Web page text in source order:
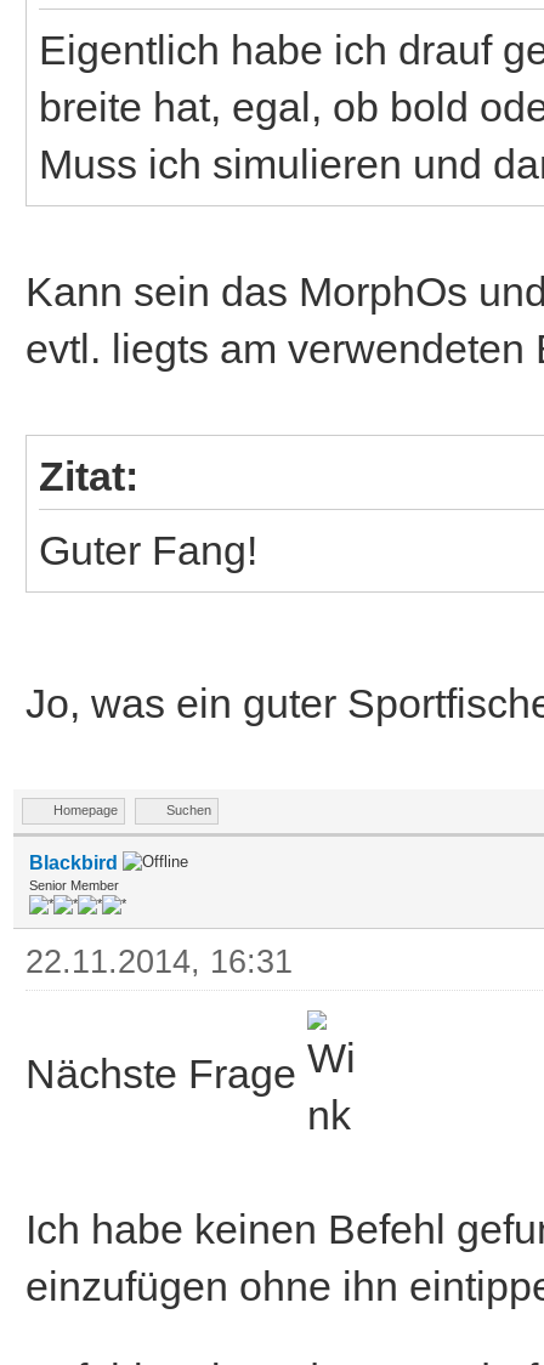
Eigentlich habe ich drauf
breite hat, egal, ob bold
Muss ich simulieren und
Kann sein das MorphOs
evtl. liegts am verwendeten
Zitat:
Guter Fang!
Jo, was ein guter
Homepage Suchen
Blackbird
Senior Member
22.11.2014, 16:31
Nächste Frage
Ich habe keinen Befehl
einzufügen ohne ihn